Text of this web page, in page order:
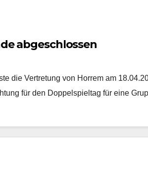
abgeschlossen
die Vertretung von Horrem am
für den Doppelspieltag für eine